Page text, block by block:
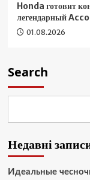
Honda готовит
легендарный
01.08.2026
Search
Недавні
Идеальные